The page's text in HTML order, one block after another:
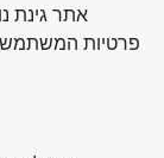
אתר גינת
פרטיות